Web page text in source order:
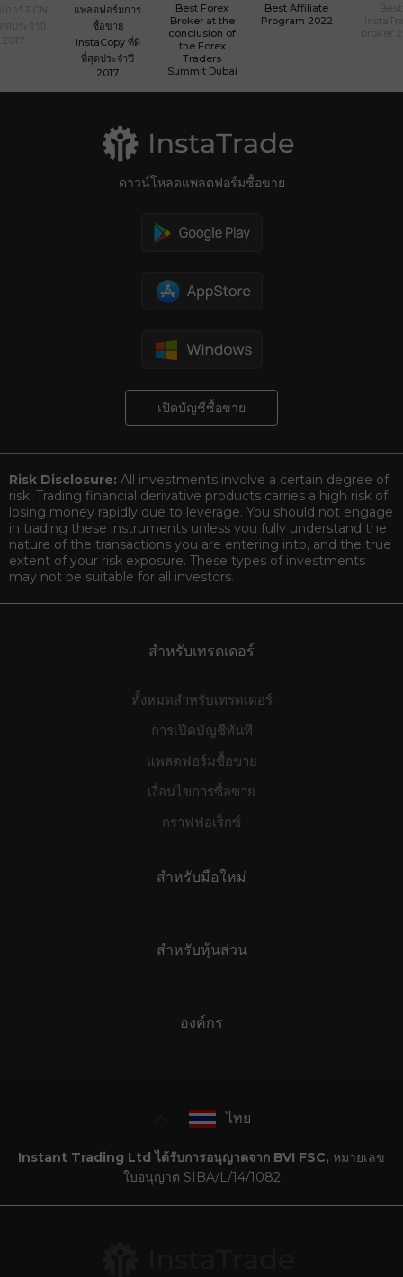
แพลตฟอร์มการ
ซื้อขาย
InstaCopy ที่ดี
ที่สุดประจำปี
2017
Best Forex
Broker at the
conclusion of
the Forex
Traders
Summit Dubai
Best Affiliate
Program 2022
ดาวน์โหลดแพลตฟอร์มซื้อขาย
เปิดบัญชีซื้อขาย
Risk Disclosure: All investments involve a certain degree of
risk. Trading financial derivative products carries a high risk of
losing money rapidly due to leverage. You should not engage
in trading these instruments unless you fully understand the
nature of the transactions you are entering into, and the true
extent of your risk exposure. These types of investments
may not be suitable for all investors.
สำหรับเทรดเดอร์
ทั้งหมดสำหรับเทรดเดอร์
การเปิดบัญชีทันที
แพลตฟอร์มซื้อขาย
เงื่อนไขการซื้อขาย
กราฟฟอเร็กซ์
สำหรับมือใหม่
สำหรับหุ้นส่วน
องค์กร
ไทย
Instant Trading Ltd ได้รับการอนุญาตจาก BVI FSC, หมายเลข
ใบอนุญาต SIBA/L/14/1082